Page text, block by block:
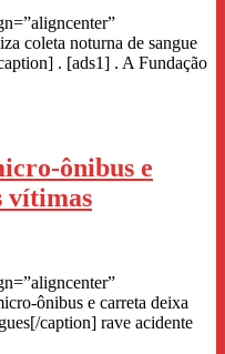
coleta noturna de sangue
. [ads1] . A Fundação
ônibus e
vítimas
ônibus e carreta deixa
caption] rave acidente